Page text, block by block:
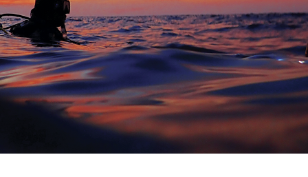
Blog
Contacto
Spa
Facturación
Eléctronica
Preguntas